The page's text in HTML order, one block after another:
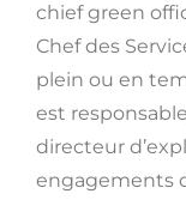
chief green
Chef des
plein ou en
est
directeur
engagements